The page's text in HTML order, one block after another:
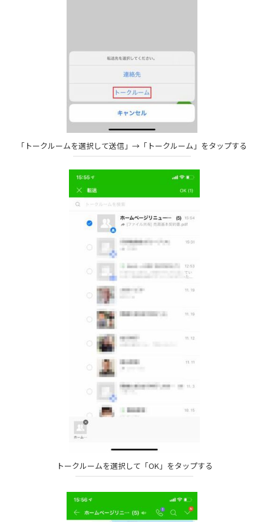
「トークルームを選択して送信」→「トークルーム」をタップする
トークルームを選択して「OK」をタップする